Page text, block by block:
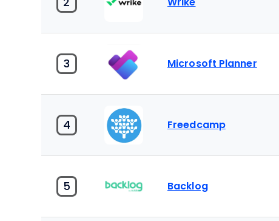
Wrike
3 Microsoft Planner
4 Freedcamp
5 Backlog